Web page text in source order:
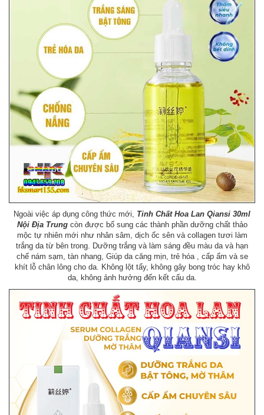
Ngoài việc áp dụng công thức mới, Tinh Chất Hoa Lan Qiansi 30ml
Nội Địa Trung còn được bổ sung các thành phần dưỡng chất thảo
mộc tự nhiên mới như nhân sâm, dịch ốc sên và collagen tươi làm
trắng da từ bên trong. Dưỡng trắng và làm sáng đều màu da và hạn
chế nám sạm, tàn nhang, Giúp da căng mịn, trẻ hóa , cấp ẩm và se
khít lỗ chân lông cho da. Không lột tẩy, không gây bong tróc hay khô
da, không ảnh hưởng đến kết cấu da.